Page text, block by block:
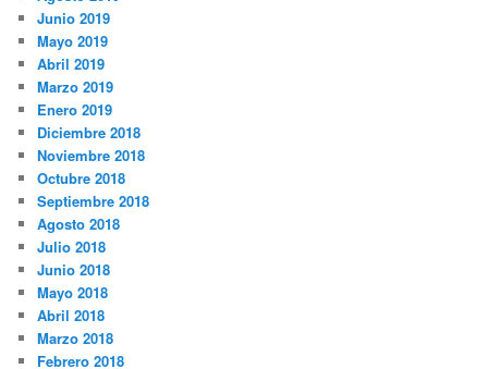
Junio 2019
Mayo 2019
Abril 2019
Marzo 2019
Enero 2019
Diciembre 2018
Noviembre 2018
Octubre 2018
Septiembre 2018
Agosto 2018
Julio 2018
Junio 2018
Mayo 2018
Abril 2018
Marzo 2018
Febrero 2018